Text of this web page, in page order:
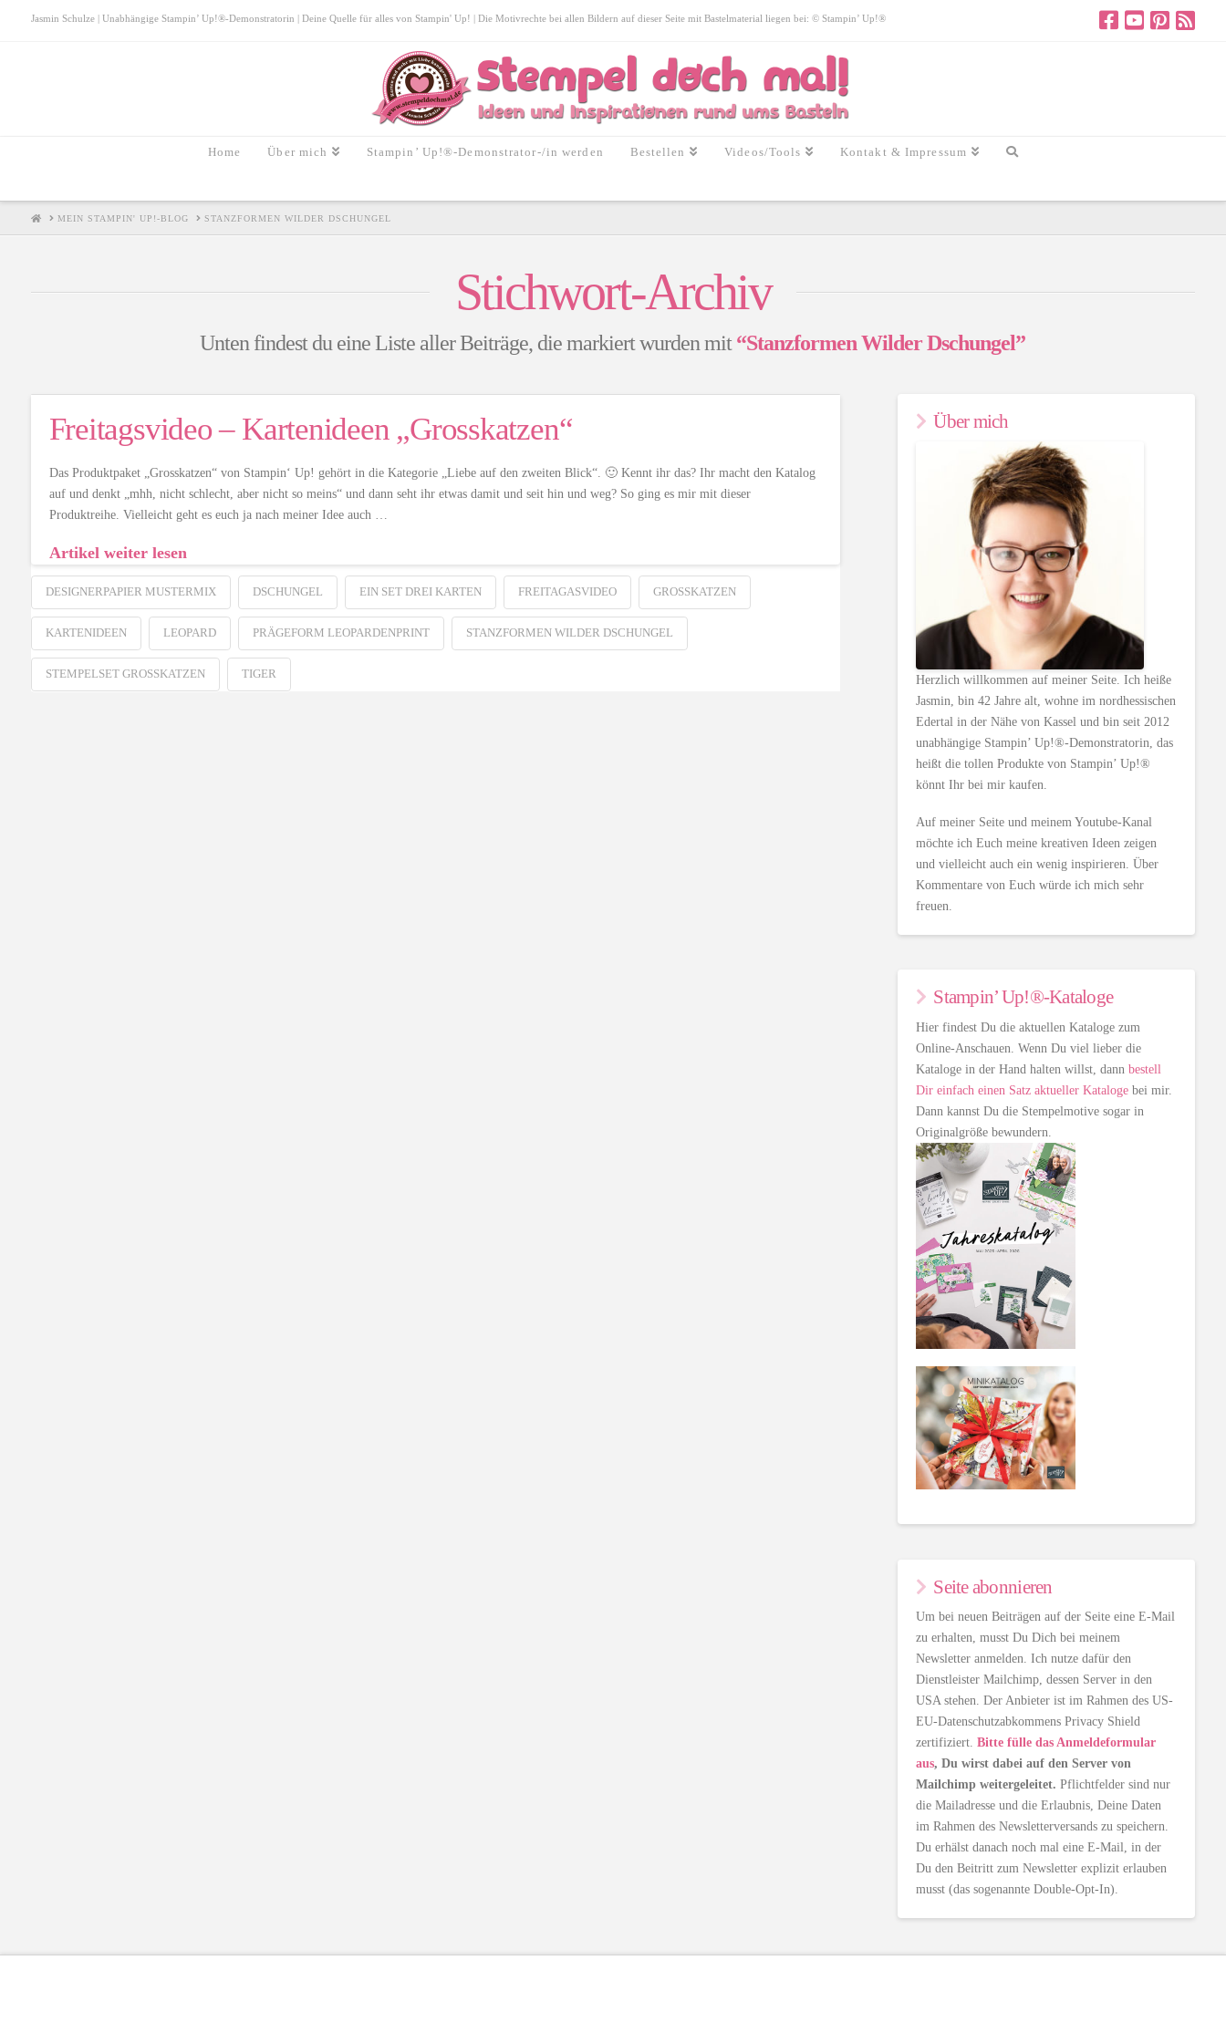
Jasmin Schulze | Unabhängige Stampin’ Up!®-Demonstratorin | Deine Quelle für alles von Stampin' Up! | Die Motivrechte bei allen Bildern auf dieser Seite mit Bastelmaterial liegen bei: © Stampin’ Up!®
Home Über mich Stampin’ Up!®-Demonstrator-/in werden Bestellen Videos/Tools Kontakt & Impressum
HOMEMEIN STAMPIN' UP!-BLOG STANZFORMEN WILDER DSCHUNGEL
Stichwort-Archiv
Unten findest du eine Liste aller Beiträge, die markiert wurden mit“Stanzformen Wilder Dschungel”
Freitagsvideo – Kartenideen „Grosskatzen“
Das Produktpaket „Grosskatzen“ von Stampin‘ Up! gehört in die Kategorie „Liebe auf den zweiten Blick“. 🙂 Kennt ihr das? Ihr macht den Katalog
auf und denkt „mhh, nicht schlecht, aber nicht so meins“ und dann seht ihr etwas damit und seit hin und weg? So ging es mir mit dieser
Produktreihe. Vielleicht geht es euch ja nach meiner Idee auch …
Artikel weiter lesen
DESIGNERPAPIER MUSTERMIX DSCHUNGEL EIN SET DREI KARTEN FREITAGASVIDEO GROSSKATZEN
KARTENIDEEN LEOPARD PRÄGEFORM LEOPARDENPRINT STANZFORMEN WILDER DSCHUNGEL
STEMPELSET GROSSKATZEN TIGER
Über mich
Herzlich willkommen auf meiner Seite. Ich heiße
Jasmin, bin 42 Jahre alt, wohne im nordhessischen
Edertal in der Nähe von Kassel und bin seit 2012
unabhängige Stampin’ Up!®-Demonstratorin, das
heißt die tollen Produkte von Stampin’ Up!®
könnt Ihr bei mir kaufen.
Auf meiner Seite und meinem Youtube-Kanal
möchte ich Euch meine kreativen Ideen zeigen
und vielleicht auch ein wenig inspirieren. Über
Kommentare von Euch würde ich mich sehr
freuen.
Stampin’ Up!®-Kataloge
Hier findest Du die aktuellen Kataloge zum
Online-Anschauen. Wenn Du viel lieber die
Kataloge in der Hand halten willst, dannbestell
Dir einfach einen Satz aktueller Kataloge bei mir.
Dann kannst Du die Stempelmotive sogar in
Originalgröße bewundern.
Seite abonnieren
Um bei neuen Beiträgen auf der Seite eine E-Mail
zu erhalten, musst Du Dich bei meinem
Newsletter anmelden. Ich nutze dafür den
Dienstleister Mailchimp, dessen Server in den
USA stehen. Der Anbieter ist im Rahmen des US-
EU-Datenschutzabkommens Privacy Shield
zertifiziert.Bitte fülle das Anmeldeformular
aus, Du wirst dabei auf den Server von
Mailchimp weitergeleitet. Pflichtfelder sind nur
die Mailadresse und die Erlaubnis, Deine Daten
im Rahmen des Newsletterversands zu speichern.
Du erhälst danach noch mal eine E-Mail, in der
Du den Beitritt zum Newsletter explizit erlauben
musst (das sogenannte Double-Opt-In).